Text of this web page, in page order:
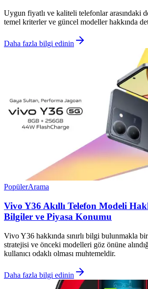
Uygun fiyatlı ve kaliteli telefonlar arasındaki
temel kriterler ve güncel modeller hakkında
Daha fazla bilgi edinin
PopülerArama
Vivo Y36 Akıllı Telefon Modeli
Bilgiler ve Piyasa Konumu
Vivo Y36 hakkında sınırlı bilgi bulunmakla
stratejisi ve önceki modelleri göz önüne
kullanıcı odaklı olması muhtemeldir.
Daha fazla bilgi edinin